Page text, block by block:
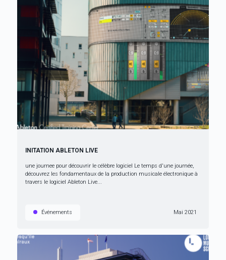
INITATION ABLETON LIVE
une journee pour découvrir le célèbre logiciel Le temps d'une journée,
découvrez les fondamentaux de la production musicale électronique à
travers le logiciel Ableton Live...
Événements Mai 2021